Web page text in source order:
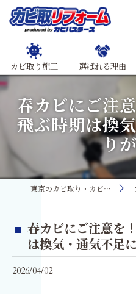
カビ取り施工 選ばれる理由
春カビにご注
飛ぶ時期は換
りが
東京のカビ取り・カビ対策ならMIST工法®カビ取リフォーム
春カビにご注意を
は換気・通気不足
2026/04/02